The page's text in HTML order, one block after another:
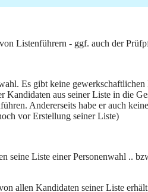
Listenführern - ggf. auch der
Es gibt keine
aus seiner Liste in die
Andererseits habe er auch
vor Erstellung seiner Liste)
seine Liste einer Personenwahl ..
allen Kandidaten seiner Liste